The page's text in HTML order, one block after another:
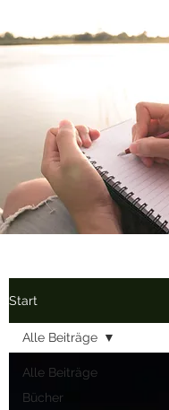
Start
Alle Beiträge
Bücher
Alle Beiträge